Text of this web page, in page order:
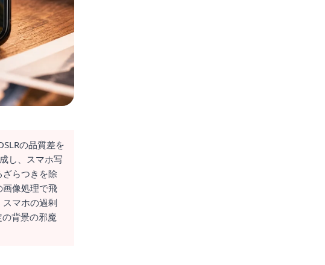
の品質差を
し、スマホ写
らつきを除
像処理で飛
マホの過剰
背景の邪魔